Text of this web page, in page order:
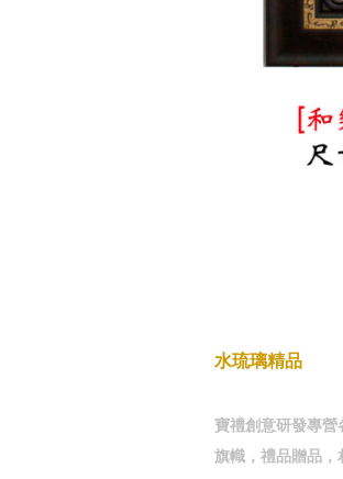
水琉璃精品
寶禮創意研發專
旗幟，禮品贈品，